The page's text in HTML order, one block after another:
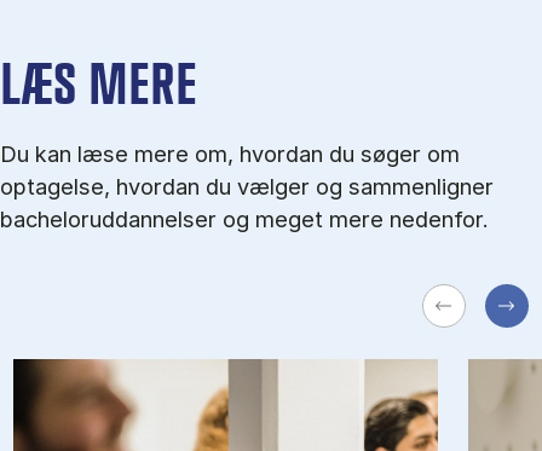
LÆS MERE
Du kan læse mere om, hvordan du søger om
optagelse, hvordan du vælger og sammenligner
bacheloruddannelser og meget mere nedenfor.